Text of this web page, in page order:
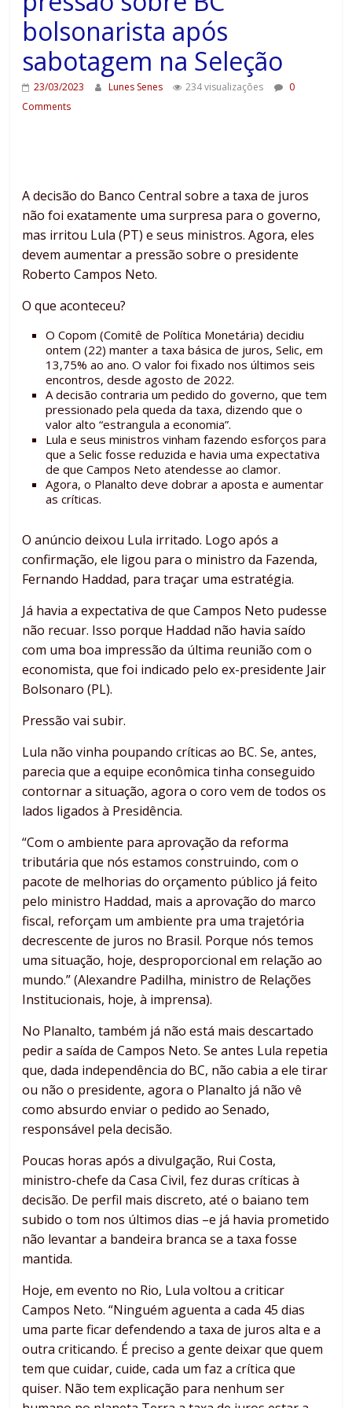
bolsonarista após
sabotagem na Seleção
23/03/2023 Lunes Senes 234 visualizações
0
Comments
A decisão do Banco Central sobre a taxa de juros
não foi exatamente uma surpresa para o governo,
mas irritou Lula (PT) e seus ministros. Agora, eles
devem aumentar a pressão sobre o presidente
Roberto Campos Neto.
O que aconteceu?
O Copom (Comitê de Política Monetária) decidiu
ontem (22) manter a taxa básica de juros, Selic, em
13,75% ao ano. O valor foi fixado nos últimos seis
encontros, desde agosto de 2022.
A decisão contraria um pedido do governo, que tem
pressionado pela queda da taxa, dizendo que o
valor alto “estrangula a economia”.
Lula e seus ministros vinham fazendo esforços para
que a Selic fosse reduzida e havia uma expectativa
de que Campos Neto atendesse ao clamor.
Agora, o Planalto deve dobrar a aposta e aumentar
as críticas.
O anúncio deixou Lula irritado. Logo após a
confirmação, ele ligou para o ministro da Fazenda,
Fernando Haddad, para traçar uma estratégia.
Já havia a expectativa de que Campos Neto pudesse
não recuar. Isso porque Haddad não havia saído
com uma boa impressão da última reunião com o
economista, que foi indicado pelo ex-presidente Jair
Bolsonaro (PL).
Pressão vai subir.
Lula não vinha poupando críticas ao BC. Se, antes,
parecia que a equipe econômica tinha conseguido
contornar a situação, agora o coro vem de todos os
lados ligados à Presidência.
“Com o ambiente para aprovação da reforma
tributária que nós estamos construindo, com o
pacote de melhorias do orçamento público já feito
pelo ministro Haddad, mais a aprovação do marco
fiscal, reforçam um ambiente pra uma trajetória
decrescente de juros no Brasil. Porque nós temos
uma situação, hoje, desproporcional em relação ao
mundo.” (Alexandre Padilha, ministro de Relações
Institucionais, hoje, à imprensa).
No Planalto, também já não está mais descartado
pedir a saída de Campos Neto. Se antes Lula repetia
que, dada independência do BC, não cabia a ele tirar
ou não o presidente, agora o Planalto já não vê
como absurdo enviar o pedido ao Senado,
responsável pela decisão.
Poucas horas após a divulgação, Rui Costa,
ministro-chefe da Casa Civil, fez duras críticas à
decisão. De perfil mais discreto, até o baiano tem
subido o tom nos últimos dias –e já havia prometido
não levantar a bandeira branca se a taxa fosse
mantida.
Hoje, em evento no Rio, Lula voltou a criticar
Campos Neto. “Ninguém aguenta a cada 45 dias
uma parte ficar defendendo a taxa de juros alta e a
outra criticando. É preciso a gente deixar que quem
tem que cuidar, cuide, cada um faz a crítica que
quiser. Não tem explicação para nenhum ser